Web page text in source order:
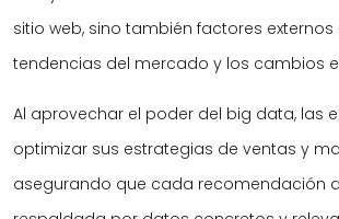
sitio web, sino también factores
tendencias del mercado y los cambios
Al aprovechar el poder del big data, las
optimizar sus estrategias de ventas y
asegurando que cada recomendación